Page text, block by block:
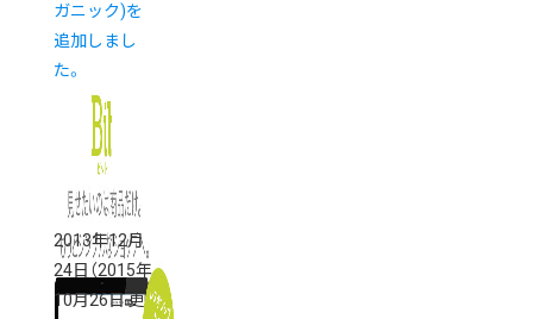
ガニック)を
追加しまし
た。
2013年12月
24日 （2015年
10月26日 更